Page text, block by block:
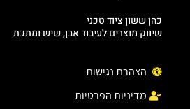
כהן ששון ציוד טכני
שיווק מוצרים לעיבוד אבן, שיש ומתכת
הצהרת נגישות
מדיניות הפרטיות